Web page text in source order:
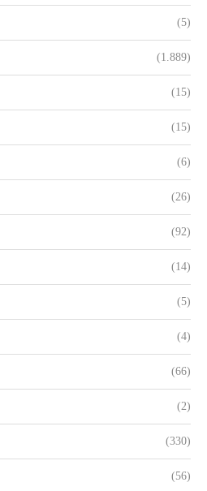
(5)
(1.889)
(15)
(15)
(6)
(26)
(92)
(14)
(5)
(4)
(66)
(2)
(330)
(56)